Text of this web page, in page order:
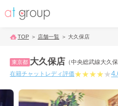
TOP 店舗一覧 大久保店
東京都 大久保店 （中央総武線大久
在籍チャットレディ評価★★★★★